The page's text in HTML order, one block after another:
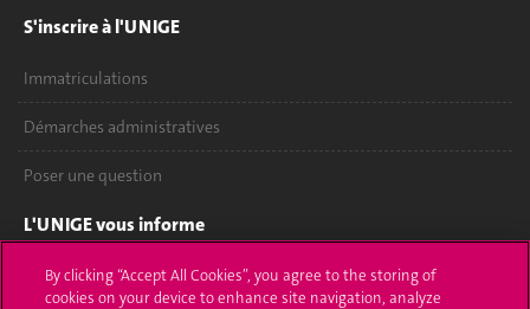
S'inscrire à l'UNIGE
Immatriculations
Démarches administratives
Poser une question
L'UNIGE vous informe
UNIGE Mobile
By clicking “Accept All Cookies”, you agree to the storing of
cookies on your device to enhance site navigation, analyze